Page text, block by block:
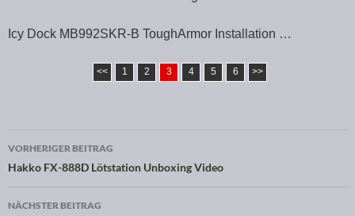
Icy Dock MB992SKR-B ToughArmor Installation …
<< 1 2 3 4 5 6 >>
Beitragsnavigation
VORHERIGER BEITRAG
Hakko FX-888D Lötstation Unboxing Video
NÄCHSTER BEITRAG